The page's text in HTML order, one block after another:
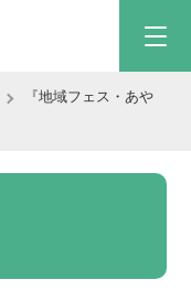
『地域フェス・あや